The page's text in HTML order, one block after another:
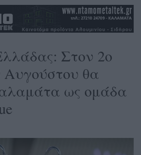
Στον 2ο
Αυγούστου θα
ως ομάδα